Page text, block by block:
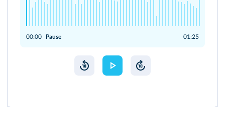
00:00 Pause 01:25